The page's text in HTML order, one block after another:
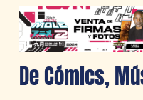
De Cómics,